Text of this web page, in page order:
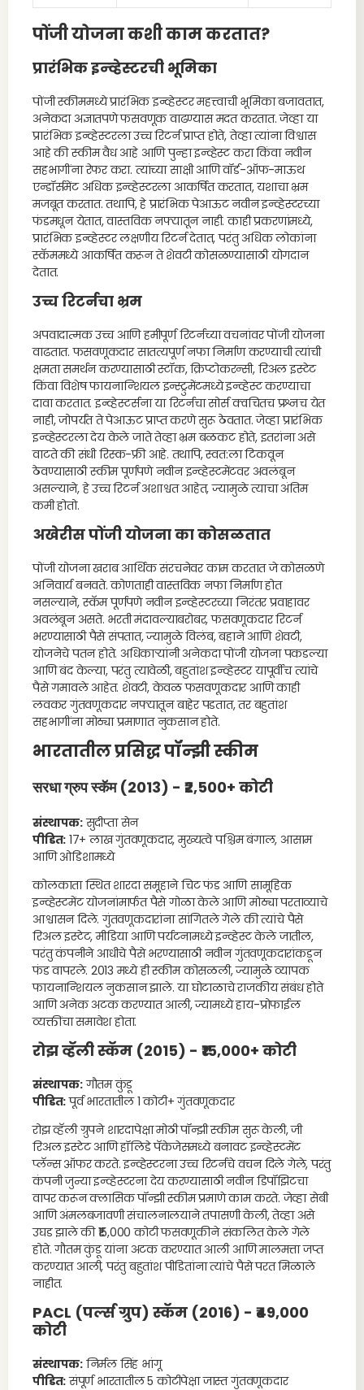
पोंजी योजना कशी काम करतात?
प्रारंभिक इन्व्हेस्टरची भूमिका
पोंजी स्कीममध्ये प्रारंभिक इन्व्हेस्टर महत्त्वाची भूमिका बजावतात,
अनेकदा अज्ञातपणे फसवणूक वाढण्यास मदत करतात. जेव्हा या
प्रारंभिक इन्व्हेस्टरला उच्च रिटर्न प्राप्त होते, तेव्हा त्यांना विश्वास
आहे की स्कीम वैध आहे आणि पुन्हा इन्व्हेस्ट करा किंवा नवीन
सहभागींना रेफर करा. त्यांच्या साक्षी आणि वॉर्ड-ऑफ-माऊथ
एन्डॉर्समेंट अधिक इन्व्हेस्टरला आकर्षित करतात, यशाचा भ्रम
मजबूत करतात. तथापि, हे प्रारंभिक पेआऊट नवीन इन्व्हेस्टरच्या
फंडमधून येतात, वास्तविक नफ्यातून नाही. काही प्रकरणांमध्ये,
प्रारंभिक इन्व्हेस्टर लक्षणीय रिटर्न देतात, परंतु अधिक लोकांना
स्कॅममध्ये आकर्षित करून ते शेवटी कोसळण्यासाठी योगदान
देतात.
उच्च रिटर्नचा भ्रम
अपवादात्मक उच्च आणि हमीपूर्ण रिटर्नच्या वचनांवर पोंजी योजना
वाढतात. फसवणूकदार सातत्यपूर्ण नफा निर्माण करण्याची त्यांची
क्षमता समर्थन करण्यासाठी स्टॉक, क्रिप्टोकरन्सी, रिअल इस्टेट
किंवा विशेष फायनान्शियल इन्स्ट्रुमेंटमध्ये इन्व्हेस्ट करण्याचा
दावा करतात. इन्व्हेस्टर्सना या रिटर्नचा सोर्स क्वचितच प्रश्नच येत
नाही, जोपर्यंत ते पेआऊट प्राप्त करणे सुरू ठेवतात. जेव्हा प्रारंभिक
इन्व्हेस्टरला देय केले जाते तेव्हा भ्रम बळकट होते, इतरांना असे
वाटते की संधी रिस्क-फ्री आहे. तथापि, स्वत:ला टिकवून
ठेवण्यासाठी स्कीम पूर्णपणे नवीन इन्व्हेस्टमेंटवर अवलंबून
असल्याने, हे उच्च रिटर्न अशाश्वत आहेत, ज्यामुळे त्याचा अंतिम
कमी होतो.
अखेरीस पोंजी योजना का कोसळतात
पोंजी योजना खराब आर्थिक संरचनेवर काम करतात जे कोसळणे
अनिवार्य बनवते. कोणताही वास्तविक नफा निर्माण होत
नसल्याने, स्कॅम पूर्णपणे नवीन इन्व्हेस्टरच्या निरंतर प्रवाहावर
अवलंबून असते. भरती मंदावल्याबरोबर, फसवणूकदार रिटर्न
भरण्यासाठी पैसे संपतात, ज्यामुळे विलंब, बहाने आणि शेवटी,
योजनेचे पतन होते. अधिकाऱ्यांनी अनेकदा पोंजी योजना पकडल्या
आणि बंद केल्या, परंतु त्यावेळी, बहुतांश इन्व्हेस्टर यापूर्वीच त्यांचे
पैसे गमावले आहेत. शेवटी, केवळ फसवणूकदार आणि काही
लवकर गुंतवणूकदार नफ्यातून बाहेर पडतात, तर बहुतांश
सहभागींना मोठ्या प्रमाणात नुकसान होते.
भारतातील प्रसिद्ध पॉन्झी स्कीम
सरधा ग्रुप स्कॅम(2013) - ₹2,500+ कोटी
संस्थापक:सुदीप्ता सेन
पीडित: 17+ लाख गुंतवणूकदार, मुख्यत्वे पश्चिम बंगाल, आसाम
आणि ओडिशामध्ये
कोलकाता स्थित शारदा समूहाने चिट फंड आणि सामूहिक
इन्व्हेस्टमेंट योजनांमार्फत पैसे गोळा केले आणि मोठ्या परताव्याचे
आश्वासन दिले. गुंतवणूकदारांना सांगितले गेले की त्यांचे पैसे
रिअल इस्टेट, मीडिया आणि पर्यटनामध्ये इन्व्हेस्ट केले जातील,
परंतु कंपनीने आधीचे पैसे भरण्यासाठी नवीन गुंतवणूकदारांकडून
फंड वापरले. 2013 मध्ये ही स्कीम कोसळली, ज्यामुळे व्यापक
फायनान्शियल नुकसान झाले. या घोटाळाचे राजकीय संबंध होते
आणि अनेक अटक करण्यात आली, ज्यामध्ये हाय-प्रोफाईल
व्यक्तींचा समावेश होता.
रोझ व्हॅली स्कॅम (2015) - ₹15,000+ कोटी
संस्थापक:गौतम कुंडू
पीडित:पूर्व भारतातील 1 कोटी+ गुंतवणूकदार
रोझ व्हॅली ग्रुपने शारदापेक्षा मोठी पॉन्झी स्कीम सुरू केली, जी
रिअल इस्टेट आणि हॉलिडे पॅकेजेसमध्ये बनावट इन्व्हेस्टमेंट
प्लॅन्स ऑफर करते. इन्व्हेस्टरना उच्च रिटर्नचे वचन दिले गेले, परंतु
कंपनी जुन्या इन्व्हेस्टरना देय करण्यासाठी नवीन डिपॉझिटचा
वापर करून क्लासिक पॉन्झी स्कीम प्रमाणे काम करते. जेव्हा सेबी
आणि अंमलबजावणी संचालनालयाने तपासणी केली, तेव्हा असे
उघड झाले की ₹15,000 कोटी फसवणूकीने संकलित केले गेले
होते. गौतम कुंडू यांना अटक करण्यात आली आणि मालमत्ता जप्त
करण्यात आली, परंतु बहुतांश पीडितांना त्यांचे पैसे परत मिळाले
नाहीत.
PACL (पर्ल्स ग्रुप) स्कॅम (2016) - ₹49,000
कोटी
संस्थापक:निर्मल सिंह भांगू
पीडित:संपूर्ण भारतातील 5 कोटीपेक्षा जास्त गुंतवणूकदार